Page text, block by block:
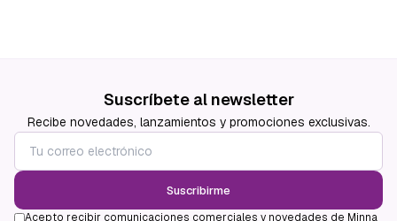
Suscríbete al newsletter
Recibe novedades, lanzamientos y promociones exclusivas.
Suscribirme
Acepto recibir comunicaciones comerciales y novedades de Minna